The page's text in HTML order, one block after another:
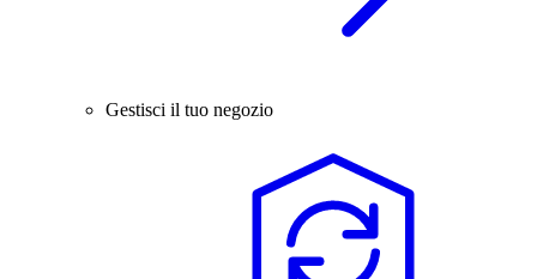
Gestisci il tuo negozio